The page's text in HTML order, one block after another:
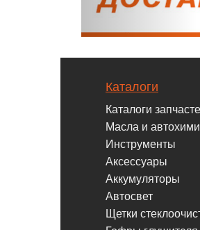
Каталоги
Каталоги
Масла и
Инструменты
Аксессуары
Аккумуляторы
Автосвет
Щетки